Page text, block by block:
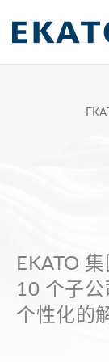
Search
product
or
topic?
Type
EKATO
10 个子
个性化的